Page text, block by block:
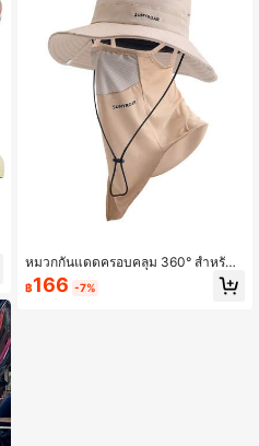
หมวกกันแดดครอบคลุม 360° สำหรับผู้
ชายและผู้หญิง หมวกตกปลาปีกกว้างพร้
อมบังแดดใบหน้าและคอ หมวกบักเก็ตกั
฿166 -7%